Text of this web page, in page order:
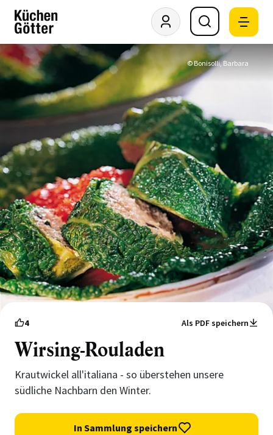
© Bonisolli, Barbara
4 Als PDF speichern
Wirsing-Rouladen
Krautwickel all'italiana - so überstehen unsere
südliche Nachbarn den Winter.
In Sammlung speichern